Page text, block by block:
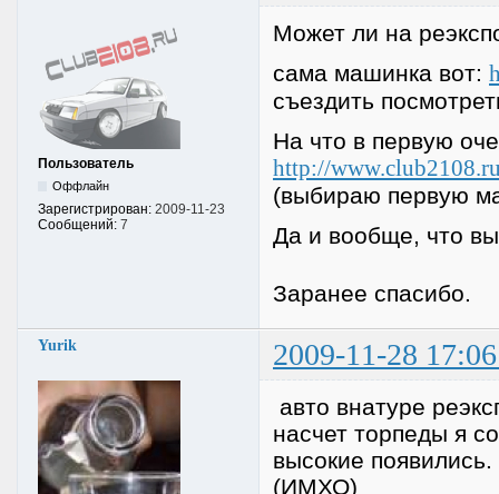
Пользователь
Оффлайн
Зарегистрирован: 2009-11-23
Сообщений: 7
Может ли на
сама машинка вот:
съездить
На что в первую
http://
(выбираю первую
Да и вообще, что
Заранее спасибо.
Yurik 2009-11-28
авто внатуре
насчет торпеды я
высокие
(ИМХО)